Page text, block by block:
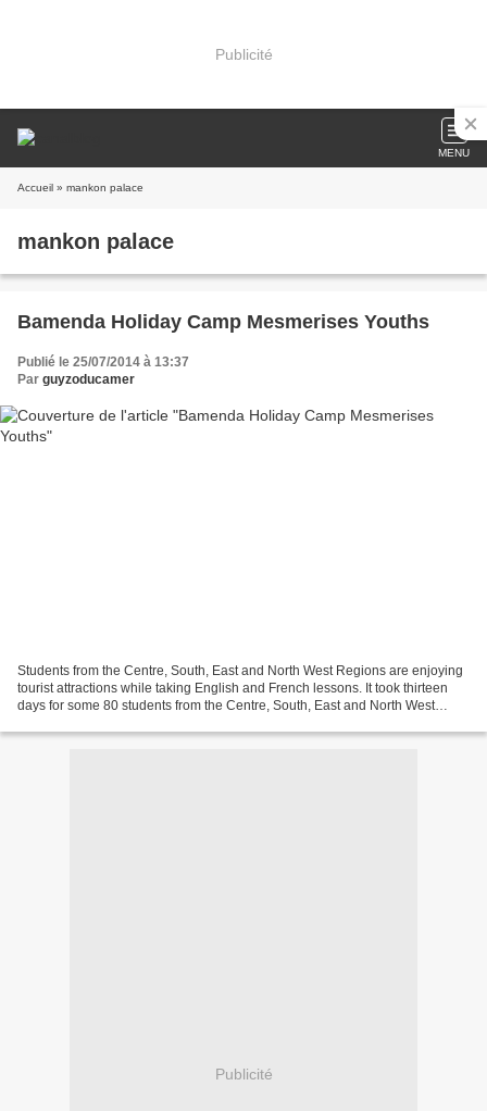
Publicité
MENU
Accueil » mankon palace
mankon palace
Bamenda Holiday Camp Mesmerises Youths
Publié le 25/07/2014 à 13:37
Par guyzoducamer
Students from the Centre, South, East and North West Regions are enjoying
tourist attractions while taking English and French lessons. It took thirteen
days for some 80 students from the Centre, South, East and North West
Publicité